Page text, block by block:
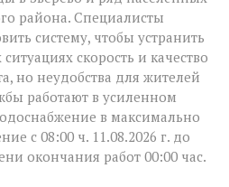
района. Специалисты
систему, чтобы устранить
скорость и качество
но неудобства для жителей
работают в усиленном
в максимально
с 08:00 ч. 11.08.2026 г. до
окончания работ 00:00 час.